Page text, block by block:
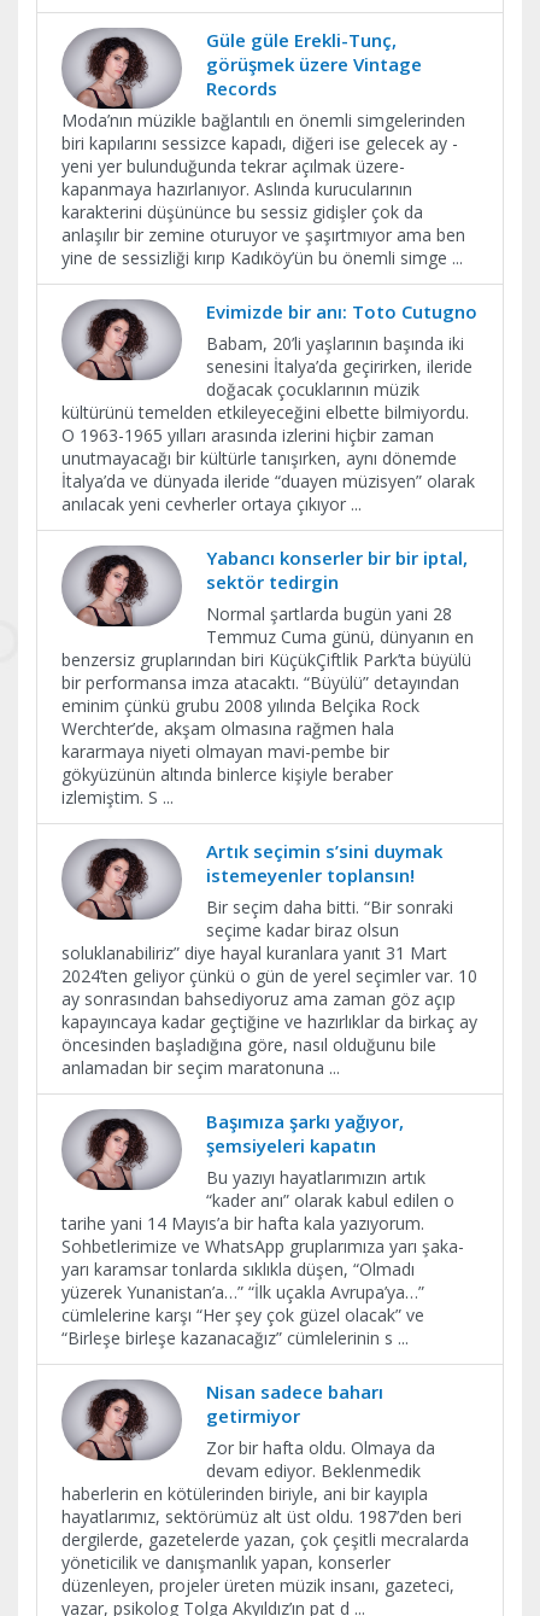
Güle güle Erekli-Tunç,
görüşmek üzere Vintage
Records
Moda’nın müzikle bağlantılı en önemli simgelerinden
biri kapılarını sessizce kapadı, diğeri ise gelecek ay -
yeni yer bulunduğunda tekrar açılmak üzere-
kapanmaya hazırlanıyor. Aslında kurucularının
karakterini düşününce bu sessiz gidişler çok da
anlaşılır bir zemine oturuyor ve şaşırtmıyor ama ben
yine de sessizliği kırıp Kadıköy’ün bu önemli simge ...
Evimizde bir anı: Toto Cutugno
Babam, 20’li yaşlarının başında iki
senesini İtalya’da geçirirken, ileride
doğacak çocuklarının müzik
kültürünü temelden etkileyeceğini elbette bilmiyordu.
O 1963-1965 yılları arasında izlerini hiçbir zaman
unutmayacağı bir kültürle tanışırken, aynı dönemde
İtalya’da ve dünyada ileride “duayen müzisyen” olarak
anılacak yeni cevherler ortaya çıkıyor ...
Yabancı konserler bir bir iptal,
sektör tedirgin
Normal şartlarda bugün yani 28
Temmuz Cuma günü, dünyanın en
benzersiz gruplarından biri KüçükÇiftlik Park’ta büyülü
bir performansa imza atacaktı. “Büyülü” detayından
eminim çünkü grubu 2008 yılında Belçika Rock
Werchter’de, akşam olmasına rağmen hala
kararmaya niyeti olmayan mavi-pembe bir
gökyüzünün altında binlerce kişiyle beraber
izlemiştim. S ...
Artık seçimin s’sini duymak
istemeyenler toplansın!
Bir seçim daha bitti. “Bir sonraki
seçime kadar biraz olsun
soluklanabiliriz” diye hayal kuranlara yanıt 31 Mart
2024’ten geliyor çünkü o gün de yerel seçimler var. 10
ay sonrasından bahsediyoruz ama zaman göz açıp
kapayıncaya kadar geçtiğine ve hazırlıklar da birkaç ay
öncesinden başladığına göre, nasıl olduğunu bile
anlamadan bir seçim maratonuna ...
Başımıza şarkı yağıyor,
şemsiyeleri kapatın
Bu yazıyı hayatlarımızın artık
“kader anı” olarak kabul edilen o
tarihe yani 14 Mayıs’a bir hafta kala yazıyorum.
Sohbetlerimize ve WhatsApp gruplarımıza yarı şaka-
yarı karamsar tonlarda sıklıkla düşen, “Olmadı
yüzerek Yunanistan’a…” “İlk uçakla Avrupa’ya…”
cümlelerine karşı “Her şey çok güzel olacak” ve
“Birleşe birleşe kazanacağız” cümlelerinin s ...
Nisan sadece baharı
getirmiyor
Zor bir hafta oldu. Olmaya da
devam ediyor. Beklenmedik
haberlerin en kötülerinden biriyle, ani bir kayıpla
hayatlarımız, sektörümüz alt üst oldu. 1987’den beri
dergilerde, gazetelerde yazan, çok çeşitli mecralarda
yöneticilik ve danışmanlık yapan, konserler
düzenleyen, projeler üreten müzik insanı, gazeteci,
yazar, psikolog Tolga Akyıldız’ın pat d ...